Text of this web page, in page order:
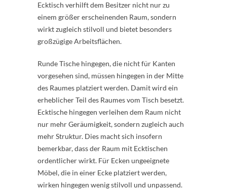
Ecktisch verhilft dem Besitzer nicht nur zu
einem größer erscheinenden Raum, sondern
wirkt zugleich stilvoll und bietet besonders
großzügige Arbeitsflächen.
Runde Tische hingegen, die nicht für Kanten
vorgesehen sind, müssen hingegen in der Mitte
des Raumes platziert werden. Damit wird ein
erheblicher Teil des Raumes vom Tisch besetzt.
Ecktische hingegen verleihen dem Raum nicht
nur mehr Geräumigkeit, sondern zugleich auch
mehr Struktur. Dies macht sich insofern
bemerkbar, dass der Raum mit Ecktischen
ordentlicher wirkt. Für Ecken ungeeignete
Möbel, die in einer Ecke platziert werden,
wirken hingegen wenig stilvoll und unpassend.